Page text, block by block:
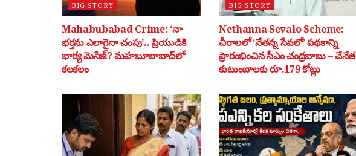
BIG STORY
Mahabubabad Crime: ‘నా
భర్తను ఎలాగైనా చంపు’.. ప్రియుడికి
భార్య మెసేజ్? మహబూబాబాద్‌లో
కలకలం
BIG STORY
Nethanna Sevalo Scheme:
చీరాలలో ‘నేతన్న సేవలో’ పథకాన్ని
ప్రారంభించిన సీఎం చంద్రబాబు – చేనేత
కుటుంబాలకు రూ.179 కోట్లు